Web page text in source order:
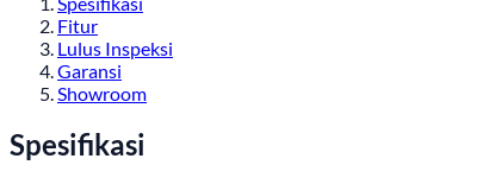
Fitur
Lulus Inspeksi
Garansi
Showroom
Spesifikasi